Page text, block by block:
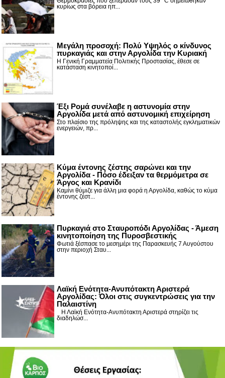
κυρίως στα βόρεια ηπ...
Μεγάλη προσοχή: Πολύ Υψηλός ο κίνδυνος
πυρκαγιάς και στην Αργολίδα την Κυριακή
Η Γενική Γραμματεία Πολιτικής Προστασίας, έθεσε σε
κατάσταση κινητοποί...
Έξι Ρομά συνέλαβε η αστυνομία στην
Αργολίδα μετά από αστυνομική επιχείρηση
Στο πλαίσιο της πρόληψης και της καταστολής εγκληματικών
ενεργειών, πρ...
Κύμα έντονης ζέστης σαρώνει και την
Αργολίδα - Πόσο έδειξαν τα θερμόμετρα σε
Άργος και Κρανίδι
Καμίνι θύμιζε για άλλη μια φορά η Αργολίδα, καθώς το κύμα
έντονης ζέστ...
Πυρκαγιά στο Σταυροπόδι Αργολίδας - Άμεση
κινητοποίηση της Πυροσβεστικής
Φωτιά ξέσπασε το μεσημέρι της Παρασκευής 7 Αυγούστου
στην περιοχή Σταυ...
Λαϊκή Ενότητα-Ανυπότακτη Αριστερά
Αργολίδας: Όλοι στις συγκεντρώσεις για την
Παλαιστίνη
Η Λαϊκή Ενότητα-Ανυπότακτη Αριστερά στηρίζει τις
διαδηλώσ...